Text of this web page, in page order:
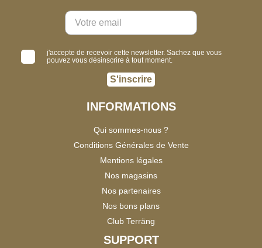
j'accepte de recevoir cette newsletter. Sachez que vous
pouvez vous désinscrire à tout moment.
S'inscrire
INFORMATIONS
Qui sommes-nous ?
Conditions Générales de Vente
Mentions légales
Nos magasins
Nos partenaires
Nos bons plans
Club Terräng
SUPPORT